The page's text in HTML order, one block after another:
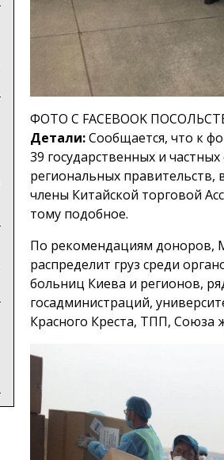
ФОТО С FACEBOOK
Детали:Сообщается, что к
39 государственных и
региональных
члены Китайской торговой
тому подобное.
По рекомендациям доноров,
распределит груз среди
больниц Киева и регионов,
госадминистраций,
Красного Креста, ТПП, Союза